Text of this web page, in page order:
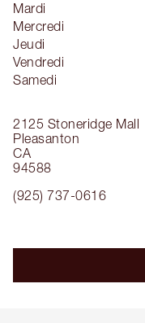
2125 Stoneridge Mall
Pleasanton
CA
94588
(925) 737-0616
Mardi
Mercredi
Jeudi
Vendredi
Samedi